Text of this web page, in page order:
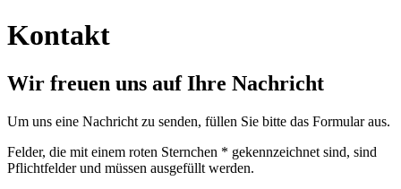
Kontakt
Wir freuen uns auf Ihre Nachricht
Um uns eine Nachricht zu senden, füllen Sie bitte das Formular aus.
Felder, die mit einem roten Sternchen * gekennzeichnet sind, sind
Pflichtfelder und müssen ausgefüllt werden.